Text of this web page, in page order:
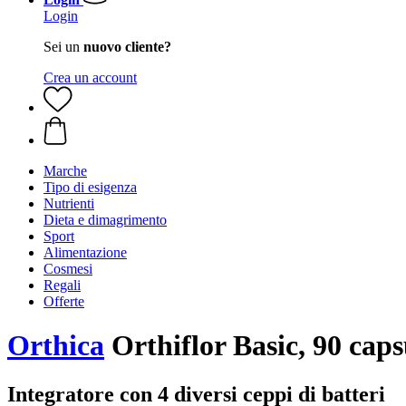
Login
Sei un nuovo cliente?
Crea un account
Marche
Tipo di esigenza
Nutrienti
Dieta e dimagrimento
Sport
Alimentazione
Cosmesi
Regali
Offerte
Orthica Orthiflor Basic, 90
Integratore con 4 diversi ceppi di batteri